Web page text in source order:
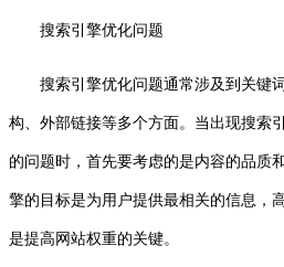
搜索引擎优化问题
搜索引擎优化问题通常涉及到关键
构、外部链接等多个方面。当出现搜索
的问题时，首先要考虑的是内容的品质
擎的目标是为用户提供最相关的信息，
是提高网站权重的关键。